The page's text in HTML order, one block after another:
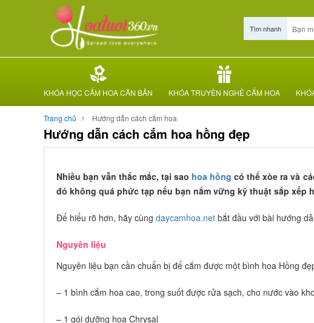
Tìm nhanh
KHÓA HỌC CẮM HOA CĂN BẢN KHÓA TRUYỀN NGHỀ CẮM HOA
Trang chủ Hướng dẫn cách cắm hoa
Hướng dẫn cách cắm hoa hồng đẹp
Nhiều bạn vẫn thắc mắc, tại sao hoa hồng có thể xòe ra và
đó không quá phức tạp nếu bạn nắm vững kỹ thuật sắp xếp
Để hiểu rõ hơn, hãy cùng daycamhoa.net bắt đầu với bài hướng
Nguyên liệu
Nguyên liệu bạn cần chuẩn bị để cắm được một bình hoa Hồng
– 1 bình cắm hoa cao, trong suốt được rửa sạch, cho nước vào
– 1 gói dưỡng hoa Chrysal